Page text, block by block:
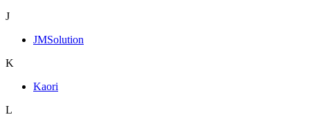
J
JMSolution
K
Kaori
L